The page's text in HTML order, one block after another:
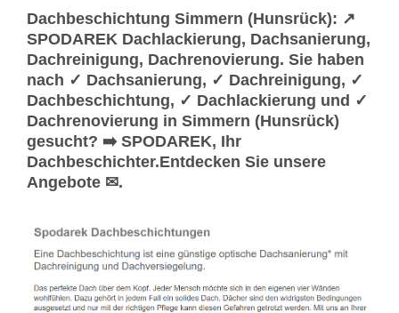
Dachbeschichtung Simmern (Hunsrück): ↗️
SPODAREK Dachlackierung, Dachsanierung,
Dachreinigung, Dachrenovierung. Sie haben
nach ✓ Dachsanierung, ✓ Dachreinigung, ✓
Dachbeschichtung, ✓ Dachlackierung und ✓
Dachrenovierung in Simmern (Hunsrück)
gesucht? ➡️ SPODAREK, Ihr
Dachbeschichter.Entdecken Sie unsere
Angebote ✉.